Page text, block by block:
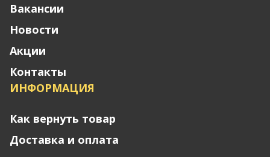
Вакансии
Новости
Акции
Контакты
ИНФОРМАЦИЯ
Как вернуть товар
Доставка и оплата